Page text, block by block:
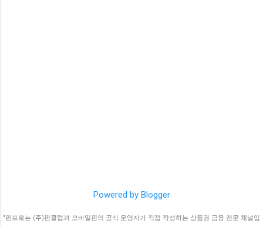
Powered by Blogger
"핀프로는 (주)핀클럽과 모바일핀의 공식 운영자가 직접 작성하는 상품권 금융 전문 채널입